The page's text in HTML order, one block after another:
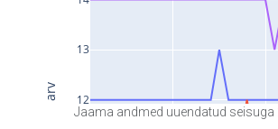
Jaama andmed uuendatud seisuga